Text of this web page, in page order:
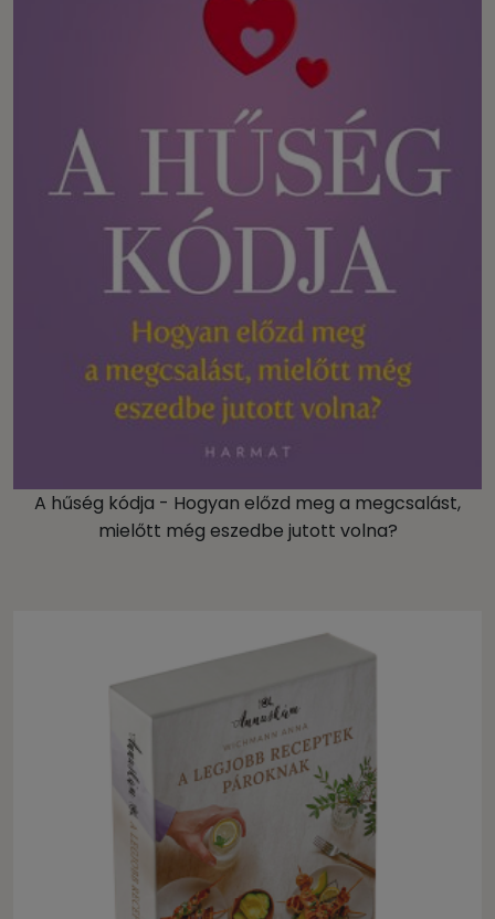
A hűség kódja - Hogyan előzd meg a megcsalást,
mielőtt még eszedbe jutott volna?